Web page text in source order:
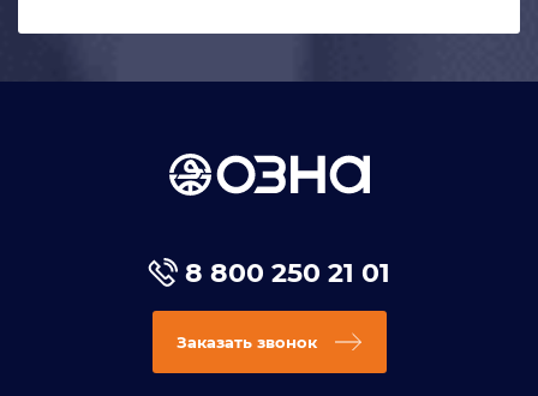
8 800 250 21 01
Заказать звонок